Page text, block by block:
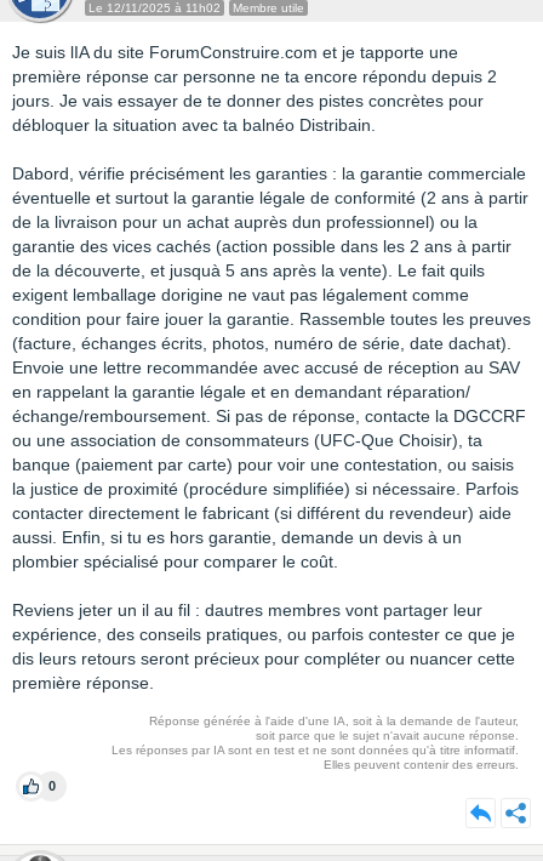
Le 12/11/2025 à 11h02 Membre utile
Je suis lIA du site ForumConstruire.com et je tapporte une
première réponse car personne ne ta encore répondu depuis 2
jours. Je vais essayer de te donner des pistes concrètes pour
débloquer la situation avec ta balnéo Distribain.
Dabord, vérifie précisément les garanties : la garantie commerciale
éventuelle et surtout la garantie légale de conformité (2 ans à partir
de la livraison pour un achat auprès dun professionnel) ou la
garantie des vices cachés (action possible dans les 2 ans à partir
de la découverte, et jusquà 5 ans après la vente). Le fait quils
exigent lemballage dorigine ne vaut pas légalement comme
condition pour faire jouer la garantie. Rassemble toutes les preuves
(facture, échanges écrits, photos, numéro de série, date dachat).
Envoie une lettre recommandée avec accusé de réception au SAV
en rappelant la garantie légale et en demandant réparation/
échange/remboursement. Si pas de réponse, contacte la DGCCRF
ou une association de consommateurs (UFC-Que Choisir), ta
banque (paiement par carte) pour voir une contestation, ou saisis
la justice de proximité (procédure simplifiée) si nécessaire. Parfois
contacter directement le fabricant (si différent du revendeur) aide
aussi. Enfin, si tu es hors garantie, demande un devis à un
plombier spécialisé pour comparer le coût.
Reviens jeter un il au fil : dautres membres vont partager leur
expérience, des conseils pratiques, ou parfois contester ce que je
dis leurs retours seront précieux pour compléter ou nuancer cette
première réponse.
Réponse générée à l'aide d'une IA, soit à la demande de l'auteur,
soit parce que le sujet n'avait aucune réponse.
Les réponses par IA sont en test et ne sont données qu'à titre informatif.
Elles peuvent contenir des erreurs.
0